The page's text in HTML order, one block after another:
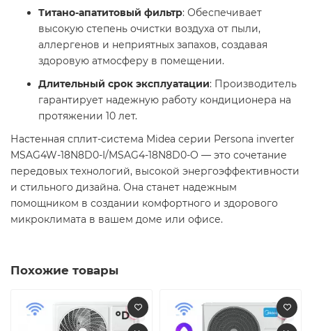
Титано-апатитовый фильтр: Обеспечивает
высокую степень очистки воздуха от пыли,
аллергенов и неприятных запахов, создавая
здоровую атмосферу в помещении.​
Длительный срок эксплуатации: Производитель
гарантирует надежную работу кондиционера на
протяжении 10 лет.​
Настенная сплит-система Midea серии Persona inverter
MSAG4W-18N8D0-I/MSAG4-18N8D0-O — это сочетание
передовых технологий, высокой энергоэффективности
и стильного дизайна. Она станет надежным
помощником в создании комфортного и здорового
микроклимата в вашем доме или офисе.​
Похожие товары